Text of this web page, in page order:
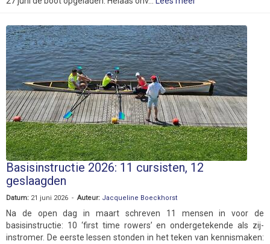
Basisinstructie 2026: 11 cursisten, 12
geslaagden
Datum: 21 juni 2026 -Auteur: Jacqueline Boeckhorst
Na de open dag in maart schreven 11 mensen in voor de
basisinstructie: 10 ‘first time rowers’ en ondergetekende als zij-
instromer. De eerste lessen stonden in het teken van kennismaken: